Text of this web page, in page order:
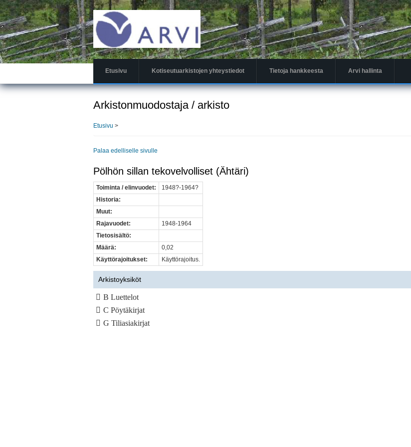
Hyppää
pääsisältöön
Etusivu Kotiseutuarkistojen yhteystiedot Tietoja hankkeesta Arvi hallinta
Arkistonmuodostaja / arkisto
Etusivu >
Palaa edelliselle sivulle
Pölhön sillan tekovelvolliset (Ähtäri)
Toiminta / elinvuodet:
1948?-1964?
Historia:
Muut:
Rajavuodet:
1948-1964
Tietosisältö:
Määrä:
0,02
Käyttörajoitukset:
Käyttörajoitus.
Arkistoyksiköt
B Luettelot
C Pöytäkirjat
G Tiliasiakirjat